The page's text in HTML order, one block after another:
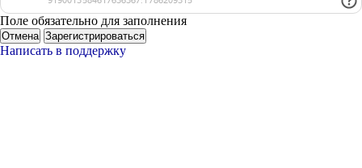
Поле обязательно для заполнения
Отмена Зарегистрироваться
Написать в поддержку